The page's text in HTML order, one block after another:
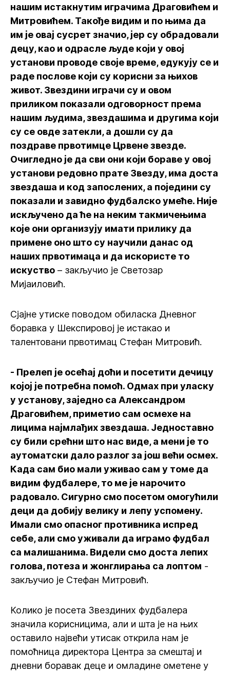
нашим истакнутим играчима Драговићем и
Митровићем. Такође видим и по њима да
им је овај сусрет значио, јер су обрадовали
децу, као и одрасле људе који у овој
установи проводе своје време, едукују се и
раде послове који су корисни за њихов
живот. Звездини играчи су и овом
приликом показали одговорност према
нашим људима, звездашима и другима који
су се овде затекли, а дошли су да
поздраве првотимце Црвене звезде.
Очигледно је да сви они који бораве у овој
установи редовно прате Звезду, има доста
звездаша и код запослених, а поједини су
показали и завидно фудбалско умеће. Није
искључено да ће на неким такмичењима
које они организују имати прилику да
примене оно што су научили данас од
наших првотимаца и да искористе то
искуство – закључио је Светозар
Мијаиловић.
Сјајне утиске поводом обиласка Дневног
боравка у Шекспировој је истакао и
талентовани првотимац Стефан Митровић.
- Прелеп је осећај доћи и посетити дечицу
којој је потребна помоћ. Одмах при уласку
у установу, заједно са Александром
Драговићем, приметио сам осмехе на
лицима најмлађих звездаша. Једноставно
су били срећни што нас виде, а мени је то
аутоматски дало разлог за још већи осмех.
Када сам био мали уживао сам у томе да
видим фудбалере, то ме је нарочито
радовало. Сигурно смо посетом омогућили
деци да добију велику и лепу успомену.
Имали смо опасног противника испред
себе, али смо уживали да играмо фудбал
са малишанима. Видели смо доста лепих
голова, потеза и жонглирања са лоптом -
закључио је Стефан Митровић.
Колико је посета Звездиних фудбалера
значила корисницима, али и шта је на њих
оставило највећи утисак открила нам је
помоћница директора Центра за смештај и
дневни боравак деце и омладине ометене у